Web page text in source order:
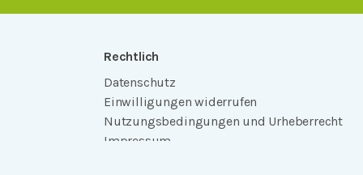
Rechtlich
Datenschutz
Einwilligungen widerrufen
Nutzungsbedingungen und Urheberrecht
Impressum